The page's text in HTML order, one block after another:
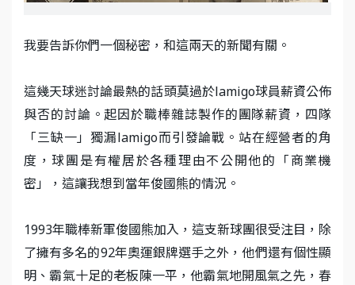
我要告訴你們一個秘密，和這兩天的新聞有關。
這幾天球迷討論最熱的話頭莫過於lamigo球員薪資公佈
與否的討論。起因於職棒雜誌製作的團隊薪資，四隊
「三缺一」獨漏lamigo而引發論戰。站在經營者的角
度，球團是有權居於各種理由不公開他的「商業機
密」，這讓我想到當年俊國熊的情況。
1993年職棒新軍俊國熊加入，這支新球團很受注目，除
了擁有多名的92年奧運銀牌選手之外，他們還有個性顯
明、霸氣十足的老板陳一平，他霸氣地開風氣之先，春